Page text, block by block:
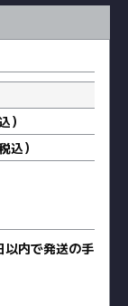
）
込）
以内で発送の手